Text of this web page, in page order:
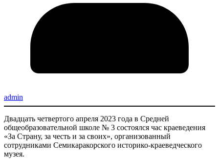
admin
Двадцать четвертого апреля 2023 года в Средней
общеобразовательной школе № 3 состоялся час краеведения
«За Страну, за честь и за своих», организованный
сотрудниками Семикаракорского историко-краеведческого
музея.